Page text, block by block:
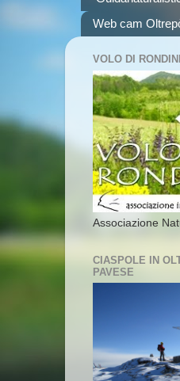
Web cam
VOLO DI
Associazione
CIASPOLE IN
PAVESE